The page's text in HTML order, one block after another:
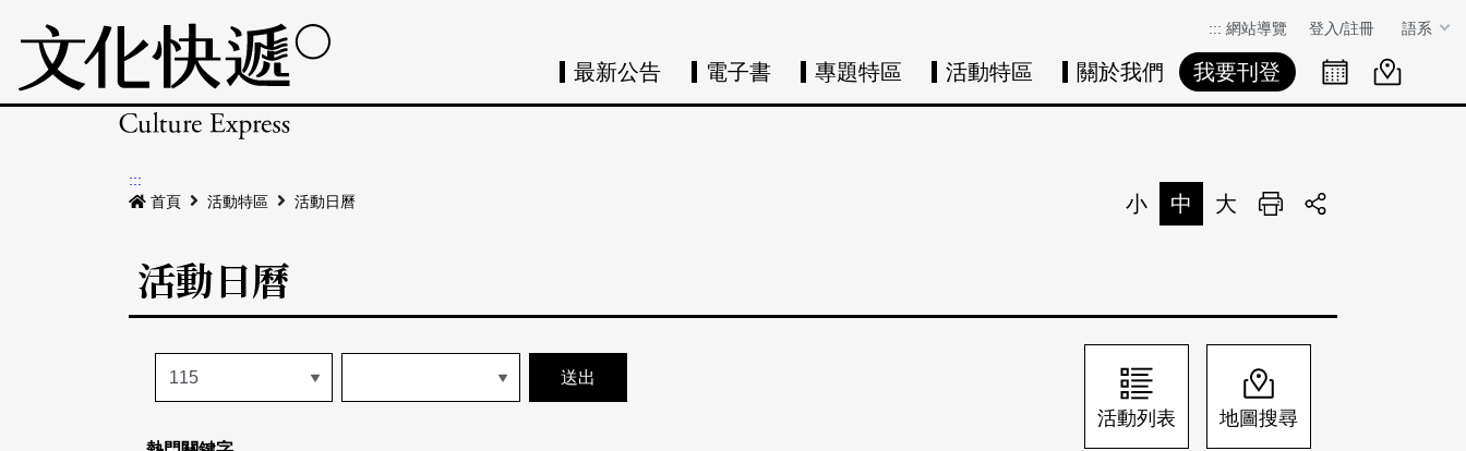
::: 網站導覽 登入/註冊 語系
最新公告 電子書 專題特區 活動特區 關於我們 我要刊登 活動日曆活動地圖
:::
首頁
活動特區 活動日曆 小 中 大 列印
活動日曆
活動列表 地圖搜尋